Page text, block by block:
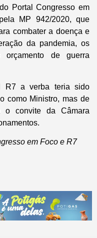
Portal Congresso em
MP 942/2020, que
combater a doença e
da pandemia, os
orçamento de guerra
R7 a verba teria sido
como Ministro, mas de
o convite da Câmara
em Foco e R7